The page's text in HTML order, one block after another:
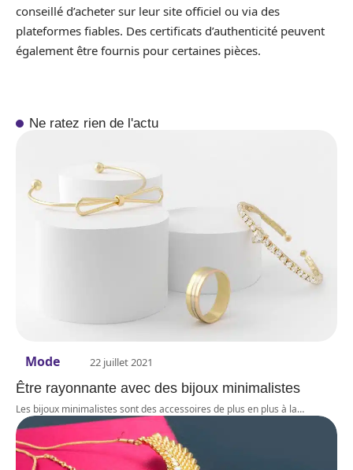
conseillé d’acheter sur leur site officiel ou via des
plateformes fiables. Des certificats d’authenticité peuvent
également être fournis pour certaines pièces.
Ne ratez rien de l'actu
Mode 22 juillet 2021
Être rayonnante avec des bijoux minimalistes
Les bijoux minimalistes sont des accessoires de plus en plus à la…